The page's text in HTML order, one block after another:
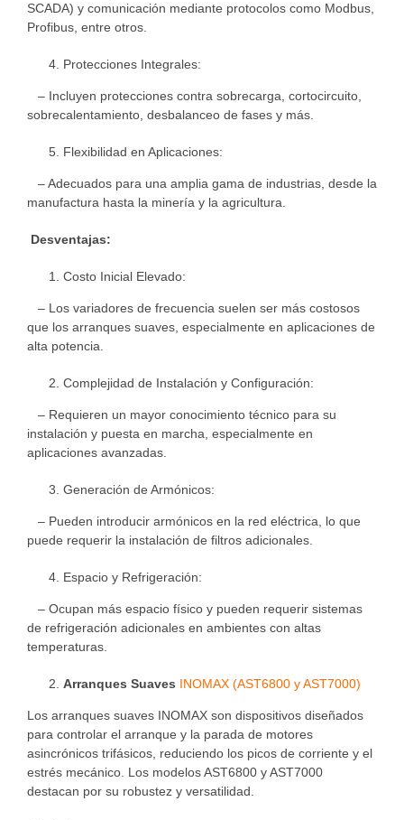
SCADA) y comunicación mediante protocolos como Modbus,
Profibus, entre otros.
Protecciones Integrales:
– Incluyen protecciones contra sobrecarga, cortocircuito,
sobrecalentamiento, desbalanceo de fases y más.
Flexibilidad en Aplicaciones:
– Adecuados para una amplia gama de industrias, desde la
manufactura hasta la minería y la agricultura.
Desventajas:
Costo Inicial Elevado:
– Los variadores de frecuencia suelen ser más costosos
que los arranques suaves, especialmente en aplicaciones de
alta potencia.
Complejidad de Instalación y Configuración:
– Requieren un mayor conocimiento técnico para su
instalación y puesta en marcha, especialmente en
aplicaciones avanzadas.
Generación de Armónicos:
– Pueden introducir armónicos en la red eléctrica, lo que
puede requerir la instalación de filtros adicionales.
Espacio y Refrigeración:
– Ocupan más espacio físico y pueden requerir sistemas
de refrigeración adicionales en ambientes con altas
temperaturas.
Arranques Suaves INOMAX (AST6800 y AST7000)
Los arranques suaves INOMAX son dispositivos diseñados
para controlar el arranque y la parada de motores
asincrónicos trifásicos, reduciendo los picos de corriente y el
estrés mecánico. Los modelos AST6800 y AST7000
destacan por su robustez y versatilidad.